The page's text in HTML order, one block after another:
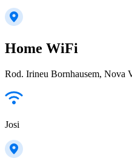
Home WiFi
Rod. Irineu Bornhausem, Nova
Josi